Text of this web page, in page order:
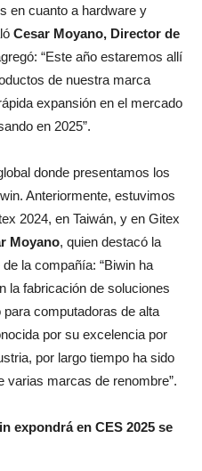
en cuanto a hardware y
Cesar Moyano, Director de
“Este año estaremos allí
de nuestra marca
expansión en el mercado
en 2025”.
donde presentamos los
Anteriormente, estuvimos
2024, en Taiwán, y en Gitex
Moyano, quien destacó la
la compañía: “Biwin ha
la fabricación de soluciones
computadoras de alta
por su excelencia por
por largo tiempo ha sido
varias marcas de renombre”.
expondrá en CES 2025 se